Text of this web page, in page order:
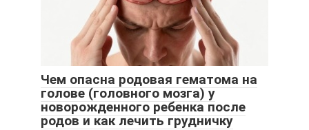
Чем опасна родовая гематома на
голове (головного мозга) у
новорожденного ребенка после
родов и как лечить грудничку